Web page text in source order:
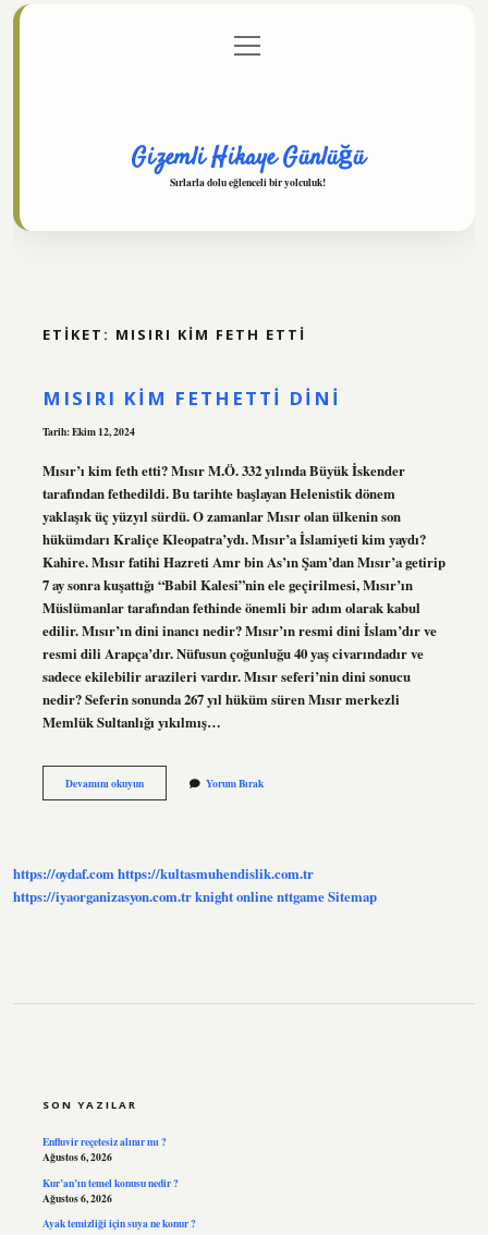
Gizlilik Politikası
menüyü
aç
Gizemli Hikaye Günlüğü
Sırlarla dolu eğlenceli bir yolculuk!
ETIKET: MISIRI KIM FETH ETTI
MISIRI KIM FETHETTI DINI
Tarih: Ekim 12, 2024
Mısır’ı kim feth etti? Mısır M.Ö. 332 yılında Büyük İskender
tarafından fethedildi. Bu tarihte başlayan Helenistik dönem
yaklaşık üç yüzyıl sürdü. O zamanlar Mısır olan ülkenin son
hükümdarı Kraliçe Kleopatra’ydı. Mısır’a İslamiyeti kim yaydı?
Kahire. Mısır fatihi Hazreti Amr bin As’ın Şam’dan Mısır’a getirip
7 ay sonra kuşattığı “Babil Kalesi”nin ele geçirilmesi, Mısır’ın
Müslümanlar tarafından fethinde önemli bir adım olarak kabul
edilir. Mısır’ın dini inancı nedir? Mısır’ın resmi dini İslam’dır ve
resmi dili Arapça’dır. Nüfusun çoğunluğu 40 yaş civarındadır ve
sadece ekilebilir arazileri vardır. Mısır seferi’nin dini sonucu
nedir? Seferin sonunda 267 yıl hüküm süren Mısır merkezli
Memlük Sultanlığı yıkılmış…
Devamını okuyunMısırı
Kim
Yorum Bırak
https://oydaf.comhttps://kultasmuhendislik.com.tr
https://iyaorganizasyon.com.trknight onlinenttgameSitemap
SON YAZILAR
Enfluvir reçetesiz alınır mı ?
Ağustos 6, 2026
Kur’an’ın temel konusu nedir ?
Ağustos 6, 2026
Ayak temizliği için suya ne konur ?